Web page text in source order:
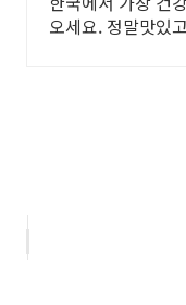
오세요. 정말맛있고건강한 한국에서